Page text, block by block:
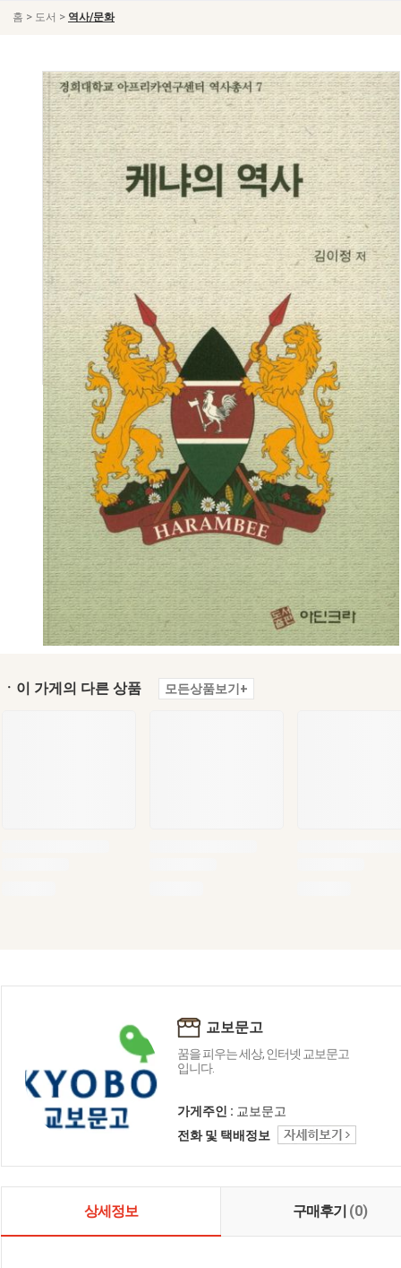
홈 > 도서 > 역사/문화
ㆍ이 가게의 다른 상품 모든상품보기+
교보문고
꿈을 피우는 세상, 인터넷 교보문고
입니다.
가게주인 : 교보문고
전화 및 택배정보
상세정보 구매후기 (0)